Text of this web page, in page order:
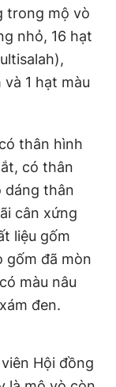
trong mộ vò
nhỏ, 16 hạt
1 hạt màu
thân hình
có thân
dáng thân
cân xứng
liệu gốm
gốm đã mòn
màu nâu
đen.
Hội đồng